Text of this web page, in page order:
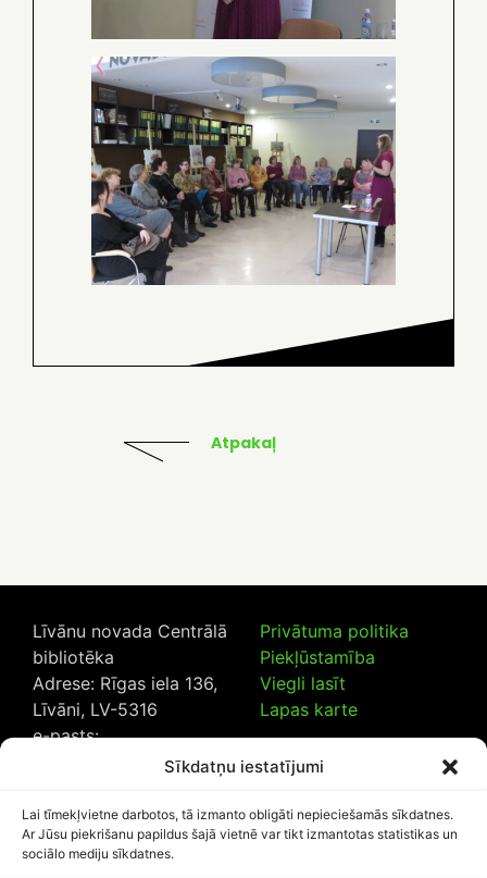
Sīkdatņu iestatījumi
Lai tīmekļvietne darbotos, tā izmanto obligāti nepieciešamās sīkdatnes.
Ar Jūsu piekrišanu papildus šajā vietnē var tikt izmantotas statistikas un
sociālo mediju sīkdatnes.
Atpakaļ
Līvānu novada Centrālā
bibliotēka
Adrese: Rīgas iela 136,
Līvāni, LV-5316
e-pasts:
20230925
Privātuma politika
Piekļūstamība
Viegli lasīt
Lapas karte